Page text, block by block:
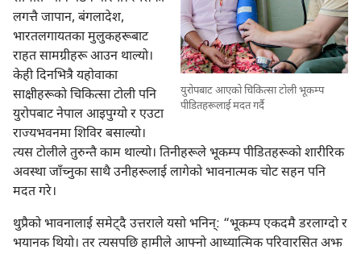
युरोपबाट आएको चिकित्सा टोली भूकम्प
पीडितहरूलाई मदत गर्दै
लगत्तै जापान, बंगलादेश,
भारतलगायतका मुलुकहरूबाट
राहत सामग्रीहरू आउन थाल्यो।
केही दिनभित्रै यहोवाका
साक्षीहरूको चिकित्सा टोली पनि
युरोपबाट नेपाल आइपुग्यो र एउटा
राज्यभवनमा शिविर बसाल्यो।
त्यस टोलीले तुरुन्तै काम थाल्यो। तिनीहरूले भूकम्प पीडितहरूको शारीरिक
अवस्था जाँच्नुका साथै उनीहरूलाई लागेको भावनात्मक चोट सहन पनि
मदत गरे।
थुप्रैको भावनालाई समेट्‌दै उत्तराले यसो भनिन्‌: “भूकम्प एकदमै डरलाग्दो र
भयानक थियो। तर त्यसपछि हामीले आफ्नो आध्यात्मिक परिवारसित अझ